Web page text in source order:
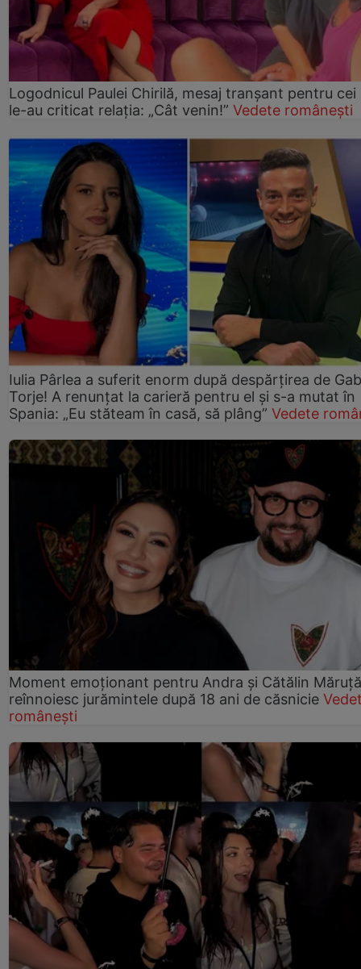
Logodnicul Paulei Chirilă, mesaj tranșant pentru cei
le-au criticat relația: „Cât venin!” Vedete românești
Iulia Pârlea a suferit enorm după despărțirea de
Torje! A renunțat la carieră pentru el și s-a mutat în
Spania: „Eu stăteam în casă, să plâng” Vedete
Moment emoționant pentru Andra și Cătălin
reînnoiesc jurămintele după 18 ani de căsnicie
românești